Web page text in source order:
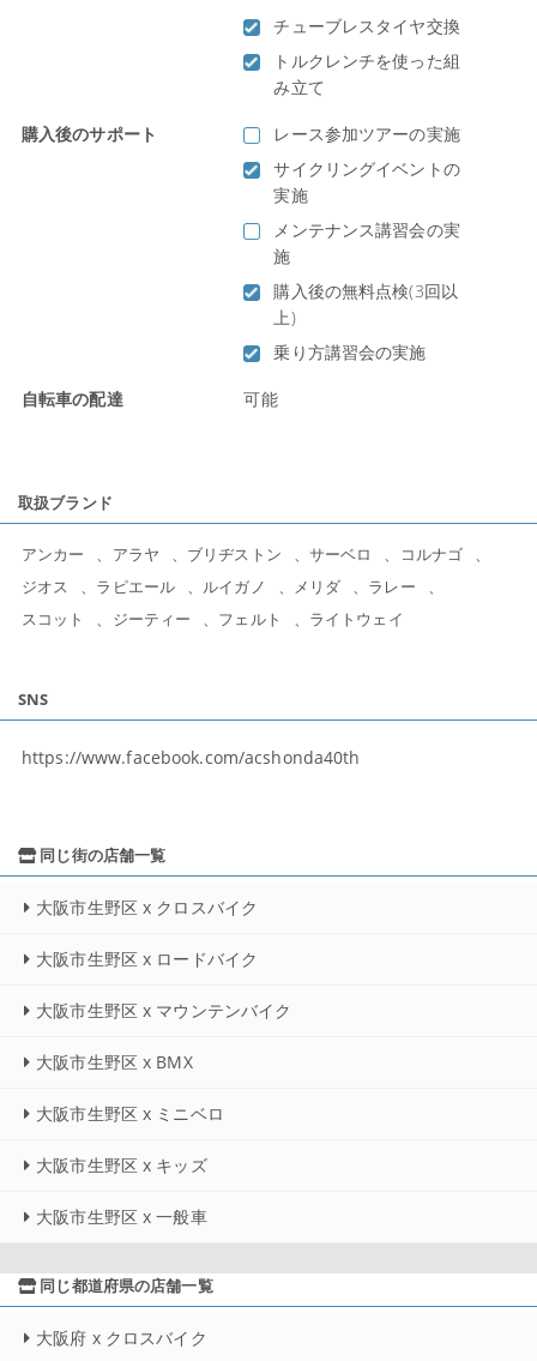
チューブレスタイヤ交換
トルクレンチを使った組
み立て
購入後のサポート
レース参加ツアーの実施
サイクリングイベントの
実施
メンテナンス講習会の実
施
購入後の無料点検(3回以
上)
乗り方講習会の実施
自転車の配達 可能
取扱ブランド
アンカー アラヤ ブリヂストン サーベロ
コルナゴ
ジオス
ラピエール ルイガノ メリダ
ラレー
スコット
ジーティー フェルト ライトウェイ
SNS
https://www.facebook.com/acshonda40th
同じ街の店舗一覧
大阪市生野区 x クロスバイク
大阪市生野区 x ロードバイク
大阪市生野区 x マウンテンバイク
大阪市生野区 x BMX
大阪市生野区 x ミニベロ
大阪市生野区 x キッズ
大阪市生野区 x 一般車
同じ都道府県の店舗一覧
大阪府 x クロスバイク